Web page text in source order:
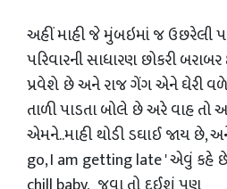
અહીં માહી જે મુંબઇમાં જ ઉછરેલી
પરિવારની સાધારણ છોકરી
પ્રવેશે છે અને રાજ ગેંગ એને ઘેરી
તાળી પાડતા બોલે છે અરે વાહ
એમને..માહી થોડી ડઘાઈ જાય છે,
go, I am getting late ' એવું કહે